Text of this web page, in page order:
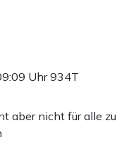
Uhr934T
aber nicht für alle zu